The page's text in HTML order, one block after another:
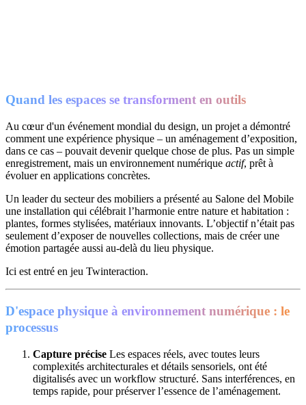
Quand les espaces se transforment en outils
Au cœur d'un événement mondial du design, un projet a démontré
comment une expérience physique – un aménagement d’exposition,
dans ce cas – pouvait devenir quelque chose de plus. Pas un simple
enregistrement, mais un environnement numérique actif, prêt à
évoluer en applications concrètes.
Un leader du secteur des mobiliers a présenté au Salone del Mobile
une installation qui célébrait l’harmonie entre nature et habitation :
plantes, formes stylisées, matériaux innovants. L’objectif n’était pas
seulement d’exposer de nouvelles collections, mais de créer une
émotion partagée aussi au-delà du lieu physique.
Ici est entré en jeu Twinteraction.
D'espace physique à environnement numérique : le
processus
Capture précise Les espaces réels, avec toutes leurs
complexités architecturales et détails sensoriels, ont été
digitalisés avec un workflow structuré. Sans interférences, en
temps rapide, pour préserver l’essence de l’aménagement.